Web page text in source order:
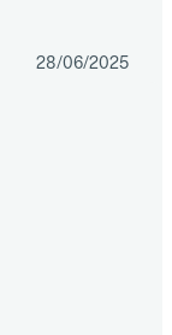
28/06/2025